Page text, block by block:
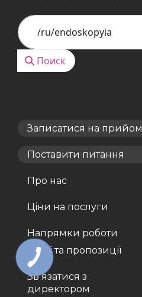
Поиск
Поиск
Записатися на прийом
Поставити питання
Про нас
Ціни на послуги
Напрямки роботи
Акції та пропозиції
Звʼязатися з
директором